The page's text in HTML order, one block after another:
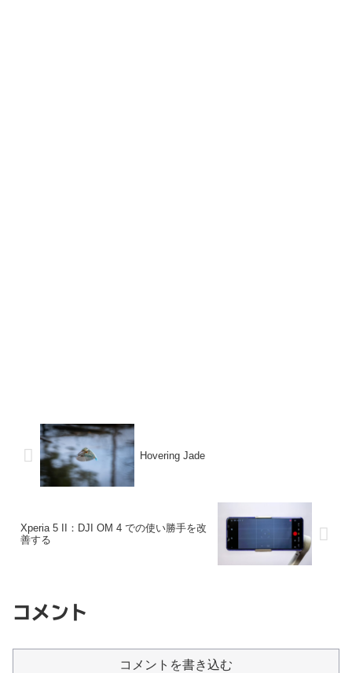
Hovering Jade
Xperia 5 II：DJI OM 4 での使い勝手を改
善する
コメント
コメントを書き込む